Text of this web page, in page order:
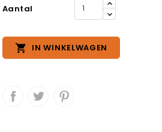
Aantal
 IN WINKELWAGEN